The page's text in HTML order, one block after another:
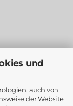
und
auch von
der Website